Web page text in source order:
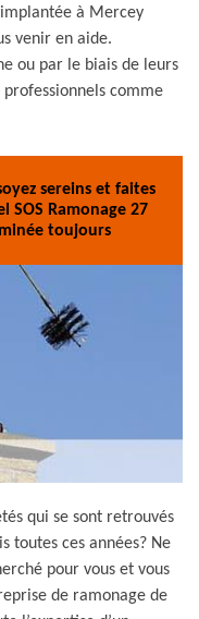
à Mercey
venir en aide.
ou par le biais de leurs
comme
sereins et faites
SOS Ramonage 27
toujours
qui se sont retrouvés
toutes ces années? Ne
pour vous et vous
de ramonage de